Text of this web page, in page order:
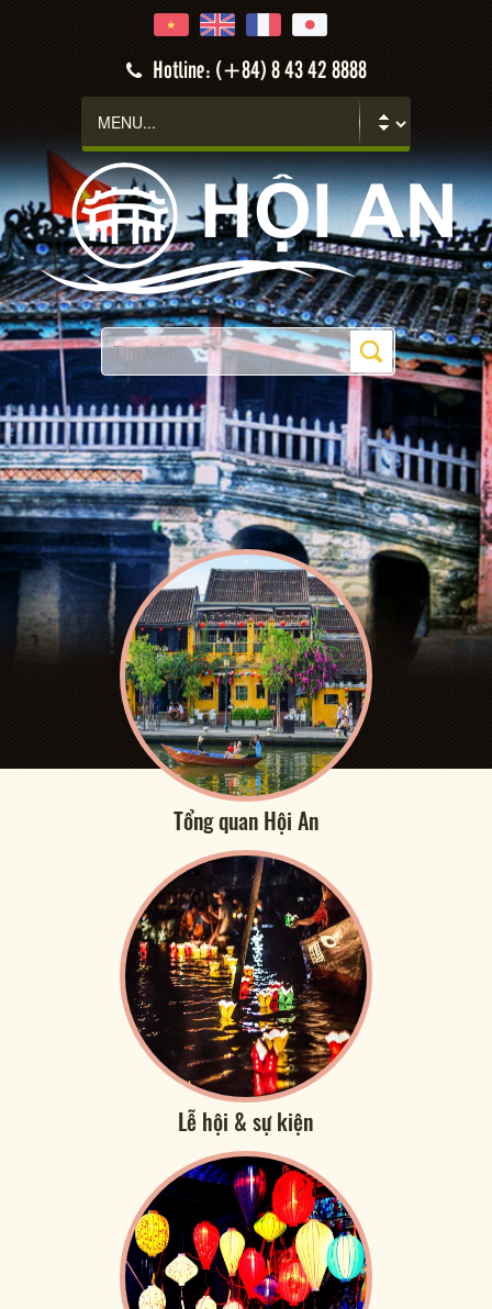
Hotline: (+84) 8 43 42 8888
Tổng quan Hội An
Lễ hội & sự kiện